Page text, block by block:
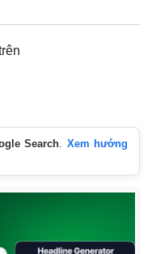
Search. Xem hướng